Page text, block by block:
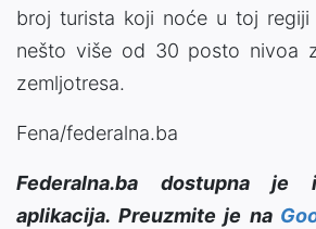
broj turista koji noće u toj
nešto više od 30 posto nivoa
zemljotresa.
Fena/federalna.ba
Federalna.ba dostupna
aplikacija. Preuzmite je na